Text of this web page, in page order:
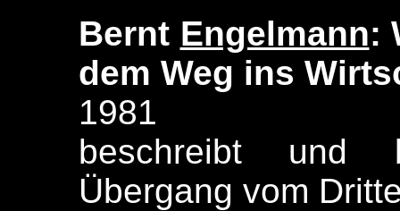
Bernt Engelmann:
dem Weg ins
1981
beschreibt und
Übergang vom